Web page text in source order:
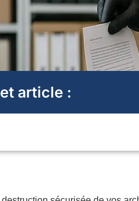
article :